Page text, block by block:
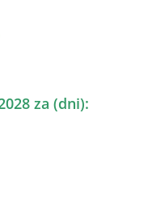
za (dni):